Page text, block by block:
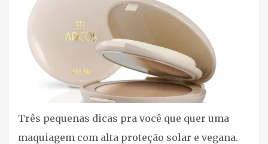
Três pequenas dicas pra você que quer uma
maquiagem com alta proteção solar e vegana.